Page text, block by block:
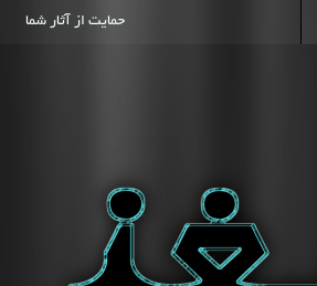
حمایت از آثار شما